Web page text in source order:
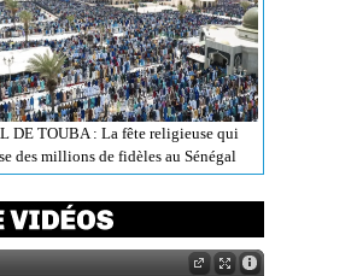
DE TOUBA : La fête religieuse qui
des millions de fidèles au Sénégal